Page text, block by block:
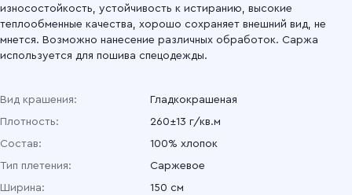
Саржа гладкокрашеная 150 см, 031 Оранжевый
Саржа гладкокрашеная 150 см, 17 Оливковый
Саржа гладкокрашеная 150 см, 02 Синий
Саржа гладкокрашеная 150 см, 01 Василек
износостойкость, устойчивость к истиранию, высокие
теплообменные качества, хорошо сохраняет внешний вид, не
мнется. Возможно нанесение различных обработок. Саржа
используется для пошива спецодежды.
Вид крашения:
Гладкокрашеная
Плотность:
260±13 г/кв.м
Состав:
100% хлопок
Тип плетения:
Саржевое
Ширина:
150 см